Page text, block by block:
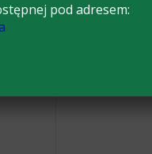
pod adresem: